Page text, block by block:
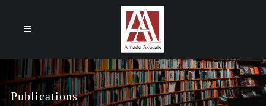
Publications